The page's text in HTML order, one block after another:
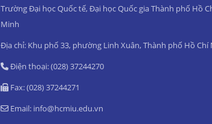
Trường Đại học Quốc tế, Đại học Quốc gia Thành phố Hồ
Minh
Địa chỉ: Khu phố 33, phường Linh Xuân, Thành phố Hồ Chí
Điện thoại: (028) 37244270
Fax: (028) 37244271
Email: info@hcmiu.edu.vn